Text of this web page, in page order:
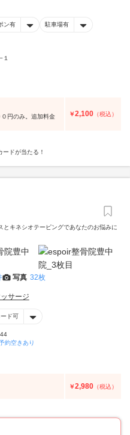
ン有 駐車場有
円のみ。追加料金
￥2,100 （税込）
ドが当たる！
キネシオテーピングであなたのお悩みに
写真 32枚
サージ
ード可
約空きあり
￥2,980 （税込）